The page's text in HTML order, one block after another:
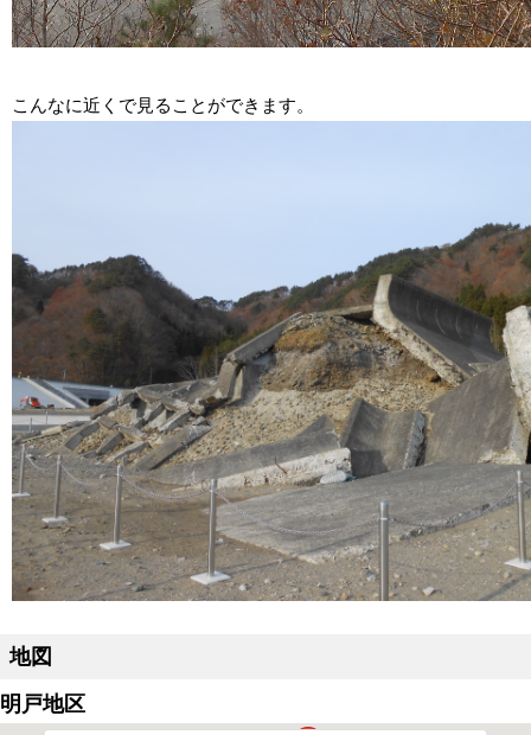
こんなに近くで見ることができます。
地図
明戸地区